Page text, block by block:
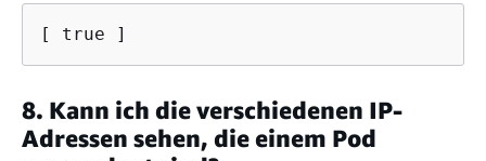
[ true ]
8. Kann ich die verschiedenen IP-
Adressen sehen, die einem Pod